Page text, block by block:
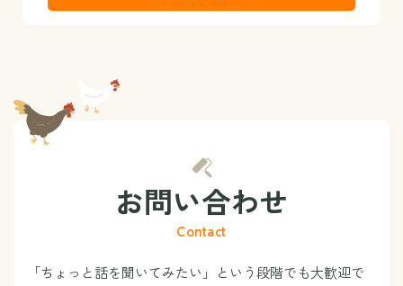
お問い合わせ
Contact
「ちょっと話を聞いてみたい」という段階でも大歓迎で